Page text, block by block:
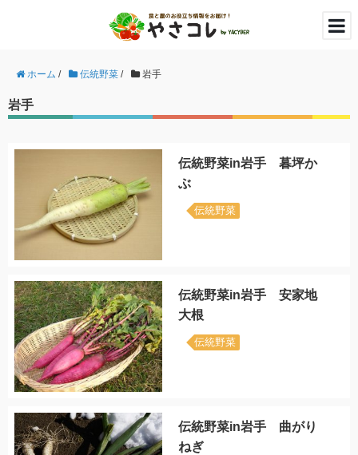
ホーム / 伝統野菜 / 岩手
岩手
伝統野菜in岩手 暮坪か
ぶ
伝統野菜
伝統野菜in岩手 安家地
大根
伝統野菜
伝統野菜in岩手 曲がり
ねぎ